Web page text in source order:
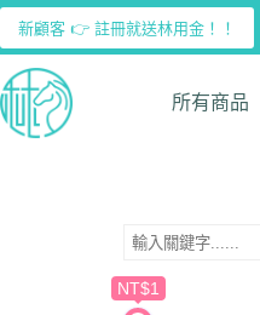
新顧客 👉 註冊就送林用金！！
所有商品
NT$1